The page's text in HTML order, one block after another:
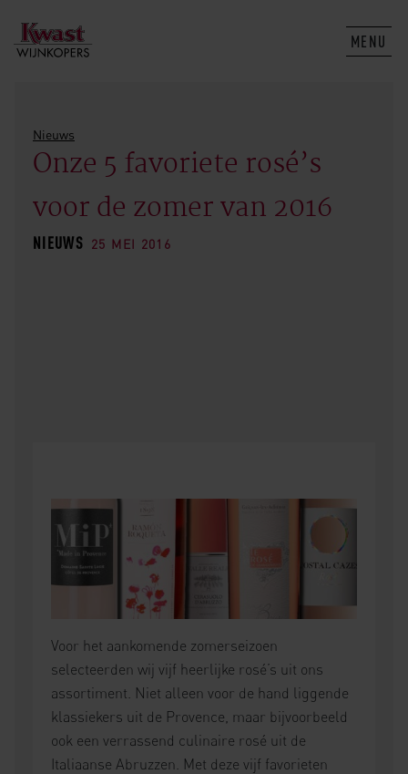
MENU
Nieuws
Onze 5 favoriete rosé’s
voor de zomer van 2016
NIEUWS 25 MEI 2016
Voor het aankomende zomerseizoen
selecteerden wij vijf heerlijke rosé’s uit ons
assortiment. Niet alleen voor de hand liggende
klassiekers uit de Provence, maar bijvoorbeeld
ook een verrassend culinaire rosé uit de
Italiaanse Abruzzen. Met deze vijf favorieten